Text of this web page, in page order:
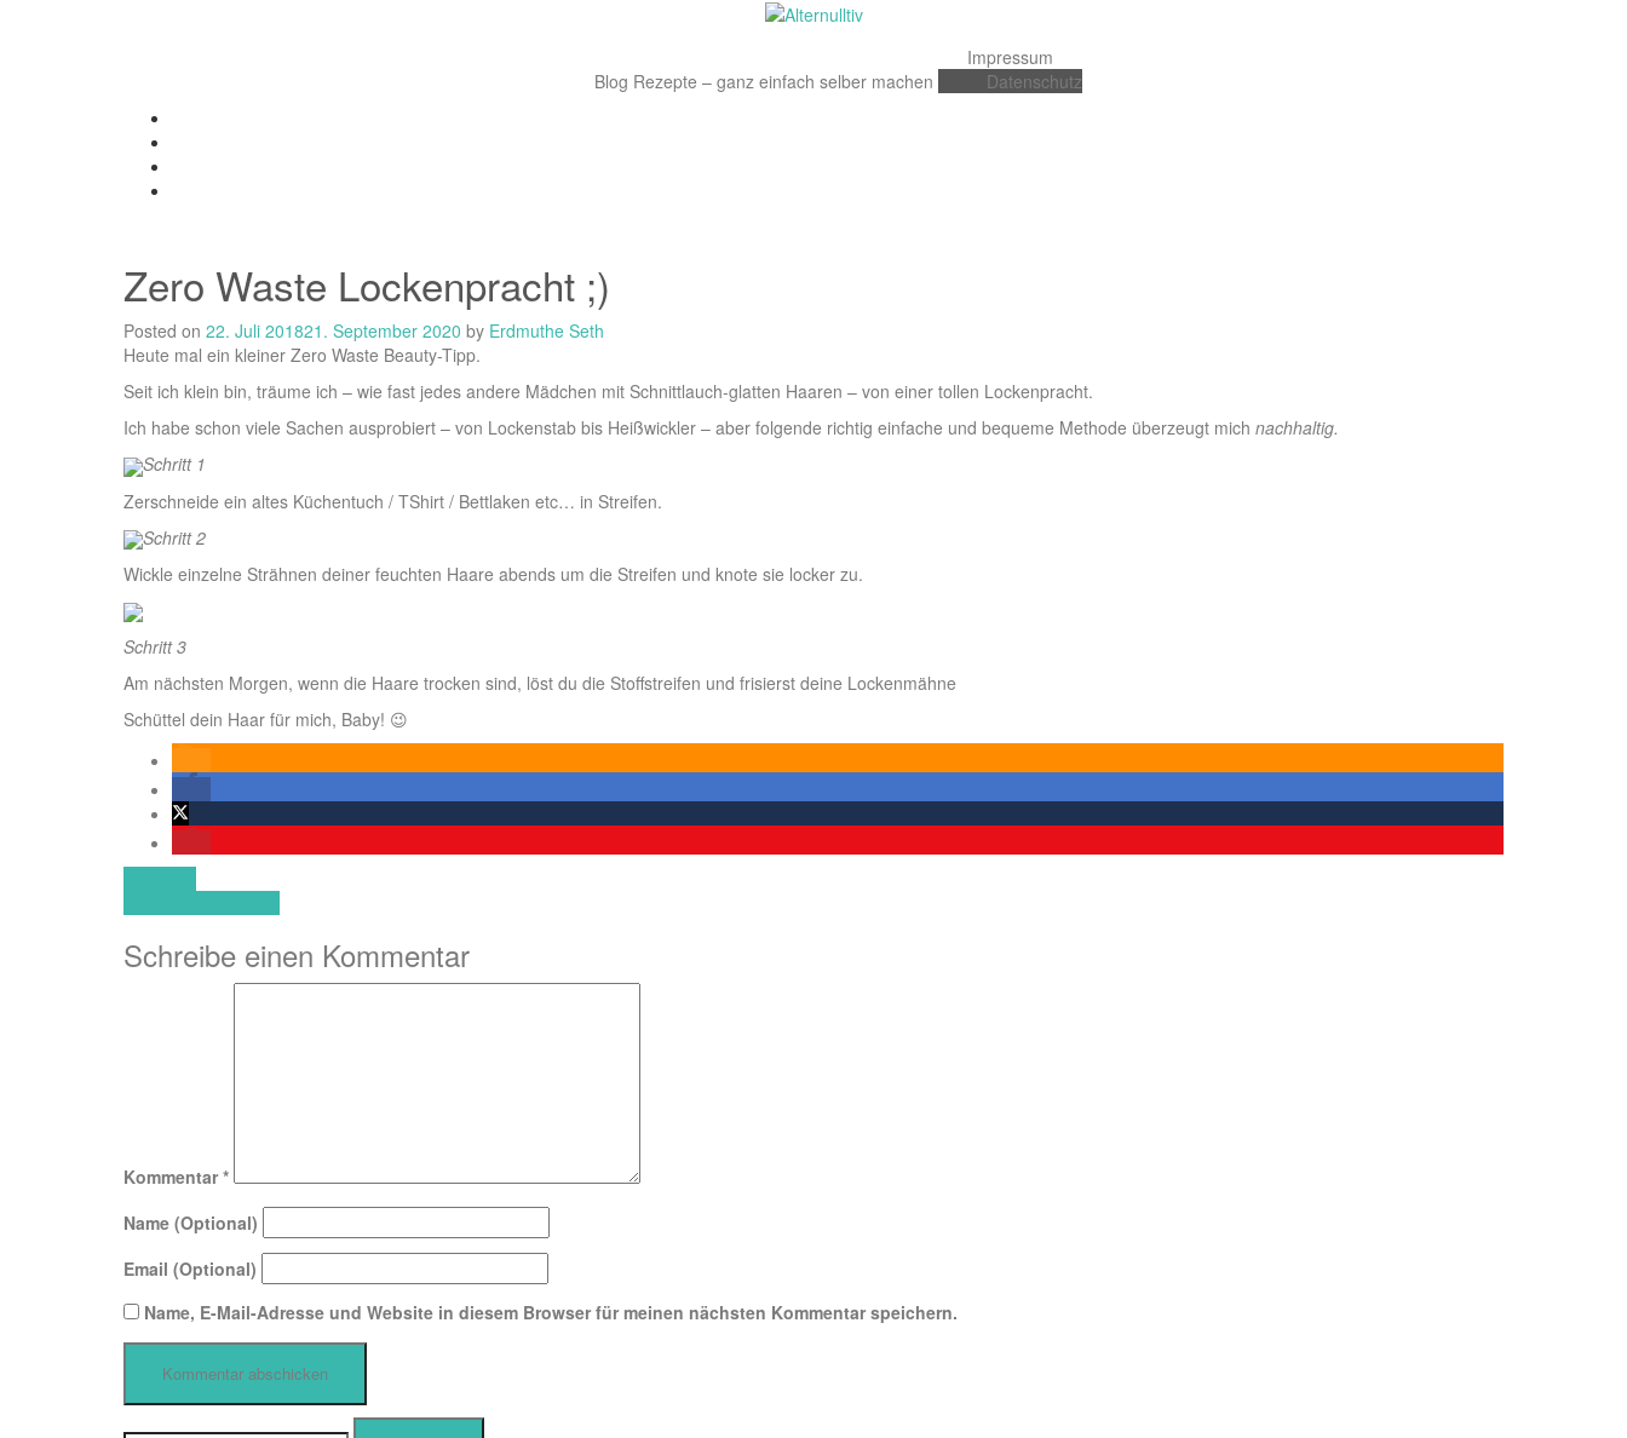
Blog Rezepte – ganz einfach selber machen
Impressum
Datenschutz
Zero Waste Lockenpracht ;)
Posted on 22. Juli 201821. September 2020 by Erdmuthe Seth
Heute mal ein kleiner Zero Waste Beauty-Tipp.
Seit ich klein bin, träume ich – wie fast jedes andere Mädchen mit Schnittlauch-glatten Haaren – von einer tollen Lockenpracht.
Ich habe schon viele Sachen ausprobiert – von Lockenstab bis Heißwickler – aber folgende richtig einfache und bequeme Methode überzeugt mich nachhaltig.
Schritt 1
Zerschneide ein altes Küchentuch / TShirt / Bettlaken etc… in Streifen.
Schritt 2
Wickle einzelne Strähnen deiner feuchten Haare abends um die Streifen und knote sie locker zu.
Schritt 3
Am nächsten Morgen, wenn die Haare trocken sind, löst du die Stoffstreifen und frisierst deine Lockenmähne
Schüttel dein Haar für mich, Baby! 😉
Beitragsnavigation
Schreibe einen Kommentar
Kommentar *
Name (Optional)
Email (Optional)
Name, E-Mail-Adresse und Website in diesem Browser für meinen nächsten Kommentar speichern.